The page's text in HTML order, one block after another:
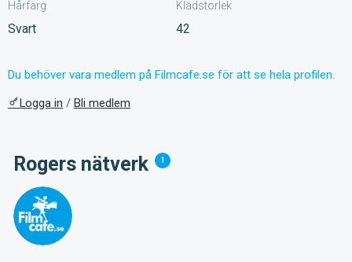
Hårfärg
Svart
Klädstorlek
42
Du behöver vara medlem på Filmcafe.se för att se hela profilen.
Logga in / Bli medlem
Rogers nätverk 1